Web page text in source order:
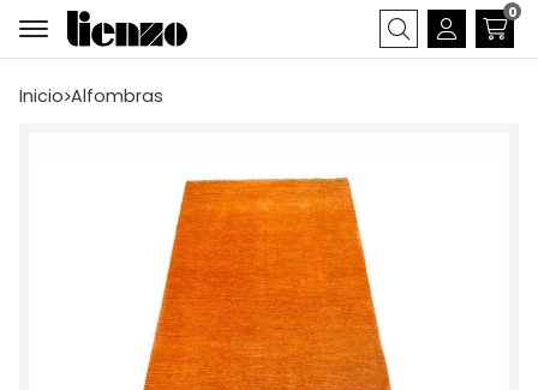
Buscar
0
Inicio alfombras